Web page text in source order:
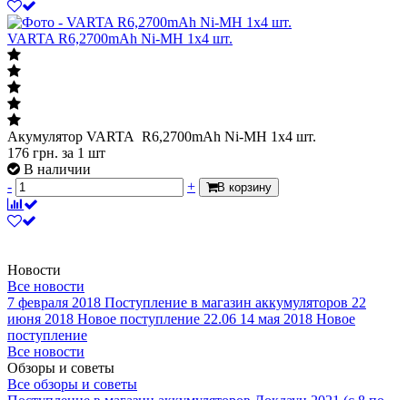
VARTA R6,2700mAh Ni-MH 1х4 шт.
Акумулятор VARTA R6,2700mAh Ni-MH 1х4 шт.
176 грн. за 1 шт
В наличии
-
+ В корзину
Новости
Все новости
7 февраля 2018 Поступление в магазин аккумуляторов 22
июня 2018 Новое поступление 22.06 14 мая 2018 Новое
поступление
Все новости
Обзоры и советы
Все обзоры и советы